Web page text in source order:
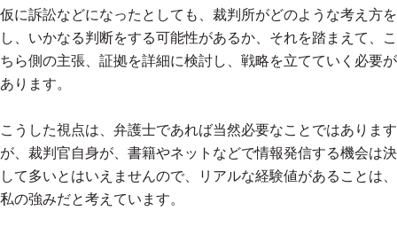
仮に訴訟などになったとしても、裁判所がどのような考え方を
し、いかなる判断をする可能性があるか、それを踏まえて、こ
ちら側の主張、証拠を詳細に検討し、戦略を立てていく必要が
あります。
こうした視点は、弁護士であれば当然必要なことではあります
が、裁判官自身が、書籍やネットなどで情報発信する機会は決
して多いとはいえませんので、リアルな経験値があることは、
私の強みだと考えています。